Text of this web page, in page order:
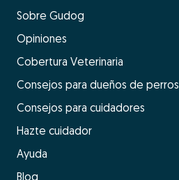
Sobre Gudog
Opiniones
Cobertura Veterinaria
Consejos para dueños de perros
Consejos para cuidadores
Hazte cuidador
Ayuda
Blog